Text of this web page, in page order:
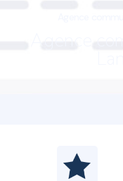
Agence